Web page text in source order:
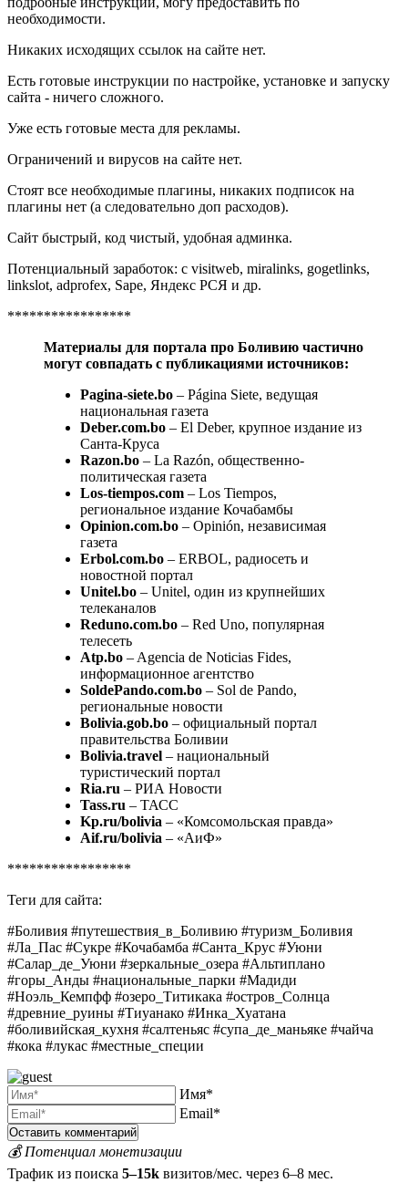
необходимости.
Никаких исходящих ссылок на сайте нет.
Есть готовые инструкции по настройке, установке и запуску
сайта - ничего сложного.
Уже есть готовые места для рекламы.
Ограничений и вирусов на сайте нет.
Стоят все необходимые плагины, никаких подписок на
плагины нет (а следовательно доп расходов).
Сайт быстрый, код чистый, удобная админка.
Потенциальный заработок: с visitweb, miralinks, gogetlinks,
linkslot, adprofex, Sape, Яндекс РСЯ и др.
*****************
Материалы для портала про Боливию частично
могут совпадать с публикациями источников:
Pagina-siete.bo – Página Siete, ведущая
национальная газета
Deber.com.bo – El Deber, крупное издание из
Санта-Круса
Razon.bo – La Razón, общественно-
политическая газета
Los-tiempos.com – Los Tiempos,
региональное издание Кочабамбы
Opinion.com.bo – Opinión, независимая
газета
Erbol.com.bo – ERBOL, радиосеть и
новостной портал
Unitel.bo – Unitel, один из крупнейших
телеканалов
Reduno.com.bo – Red Uno, популярная
телесеть
Atp.bo – Agencia de Noticias Fides,
информационное агентство
SoldePando.com.bo – Sol de Pando,
региональные новости
Bolivia.gob.bo – официальный портал
правительства Боливии
Bolivia.travel – национальный
туристический портал
Ria.ru – РИА Новости
Tass.ru – ТАСС
Kp.ru/bolivia – «Комсомольская правда»
Aif.ru/bolivia – «АиФ»
*****************
Теги для сайта:
#Боливия #путешествия_в_Боливию #туризм_Боливия
#Ла_Пас #Сукре #Кочабамба #Санта_Крус #Уюни
#Салар_де_Уюни #зеркальные_озера #Альтиплано
#горы_Анды #национальные_парки #Мадиди
#Ноэль_Кемпфф #озеро_Титикака #остров_Солнца
#древние_руины #Тиуанако #Инка_Хуатана
#боливийская_кухня #салтеньяс #супа_де_маньяке #чайча
#кока #лукас #местные_специи
Имя*
Email*
💰 Потенциал монетизации
Трафик из поиска 5–15k визитов/мес. через 6–8 мес.